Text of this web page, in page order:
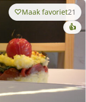
Maak favoriet21
👍